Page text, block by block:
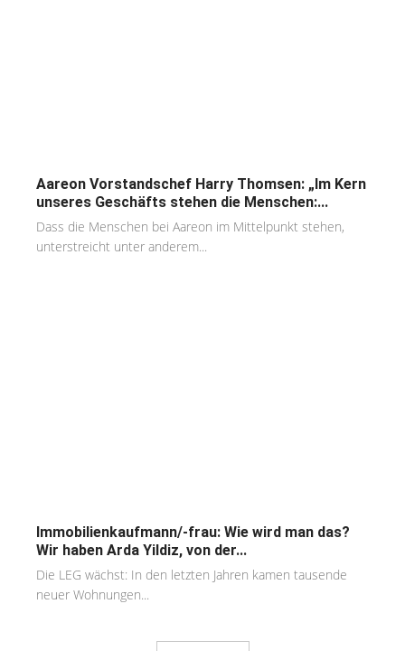
Aareon Vorstandschef Harry Thomsen: „Im Kern
unseres Geschäfts stehen die Menschen:...
Dass die Menschen bei Aareon im Mittelpunkt stehen,
unterstreicht unter anderem...
Immobilienkaufmann/-frau: Wie wird man das?
Wir haben Arda Yildiz, von der...
Die LEG wächst: In den letzten Jahren kamen tausende
neuer Wohnungen...